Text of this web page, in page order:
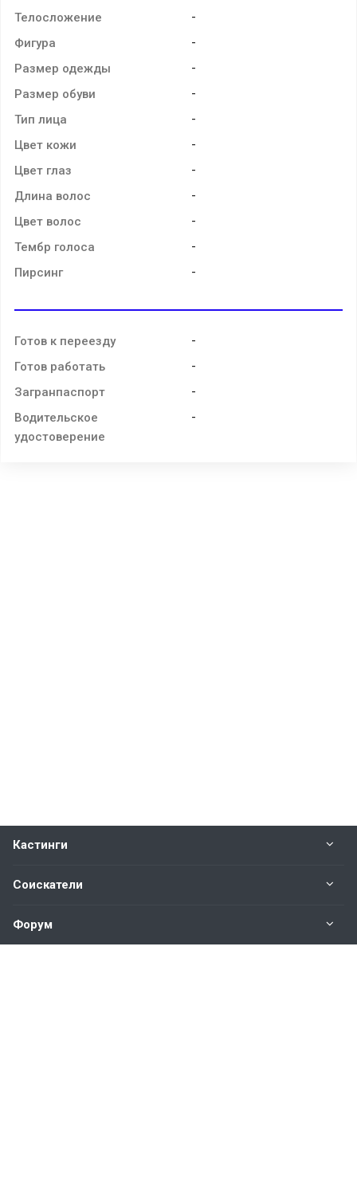
Телосложение -
Фигура -
Размер одежды -
Размер обуви -
Тип лица -
Цвет кожи -
Цвет глаз -
Длина волос -
Цвет волос -
Тембр голоса -
Пирсинг -
Готов к переезду -
Готов работать -
Загранпаспорт -
Водительское
удостоверение
-
Кастинги
Соискатели
Форум